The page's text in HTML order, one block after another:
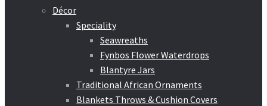
Décor
Speciality
Seawreaths
Fynbos Flower Waterdrops
Blantyre Jars
Traditional African Ornaments
Blankets Throws & Cushion Covers